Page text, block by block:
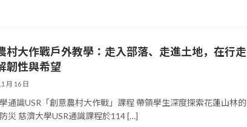
村大作戰戶外教學：走入部落、走進土地，在行走
韌性與希望
月 16 日
通識USR「創意農村大作戰」課程 帶領學生深度探索花蓮山林的
災 慈濟大學USR通識課程於114 […]